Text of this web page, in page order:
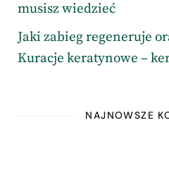
musisz wiedzieć
Jaki zabieg regeneruje
Kuracje keratynowe –
NAJNOWSZE